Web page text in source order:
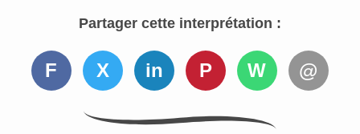
Partager cette interprétation :
F X in P W @